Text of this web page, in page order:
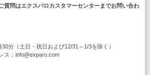
質問はエクスパロカスタマーセンターまでお問い合わ
分（土日・祝日および12/31～1/3を除く）
ス：info@exparo.com